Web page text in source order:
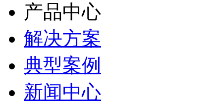
产品中心
解决方案
典型案例
新闻中心